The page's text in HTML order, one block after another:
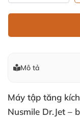
Mô tả
Máy tập tăng
Nusmile Dr.Jet –